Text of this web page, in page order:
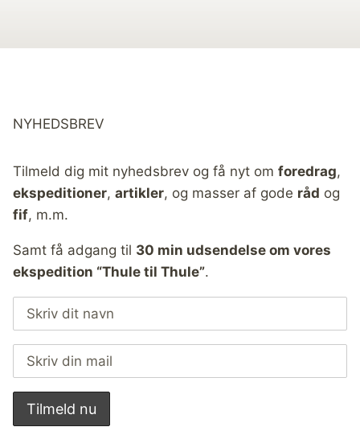
NYHEDSBREV
Tilmeld dig mit nyhedsbrev og få nyt om foredrag,
ekspeditioner, artikler, og masser af gode råd og
fif, m.m.
Samt få adgang til 30 min udsendelse om vores
ekspedition “Thule til Thule”.